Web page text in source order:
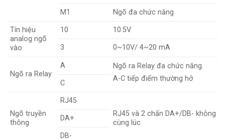
M1 Ngõ đa chức năng
Tín hiệu
analog ngõ
vào
10 10.5V
3 0~10V/ 4~20 mA
Ngõ ra Relay
A
Ngõ ra Relay đa chức năng.
A-C tiếp điểm thường hở
C
Ngõ truyền
thông
RJ45
RJ45 và 2 chấn DA+/DB- không
cùng lúc
DA+
DB-